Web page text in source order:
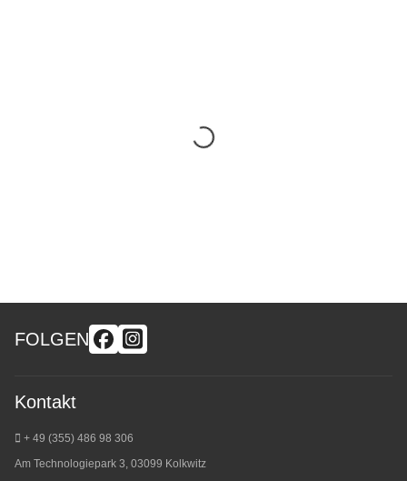
FOLGEN
Kontakt
+ 49 (355) 486 98 306
Am Technologiepark 3, 03099 Kolkwitz